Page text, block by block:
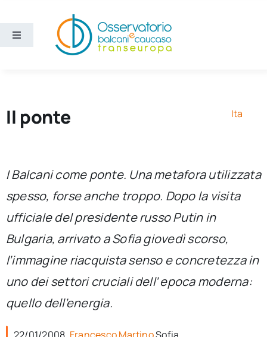
contenuto
Toggle
Sezioni
Chi siamo
Cerca
Newsletter
Il ponte Ita
I Balcani come ponte. Una metafora utilizzata
spesso, forse anche troppo. Dopo la visita
ufficiale del presidente russo Putin in
Bulgaria, arrivato a Sofia giovedì scorso,
l’immagine riacquista senso e concretezza in
uno dei settori cruciali dell’ epoca moderna:
quello dell’energia.